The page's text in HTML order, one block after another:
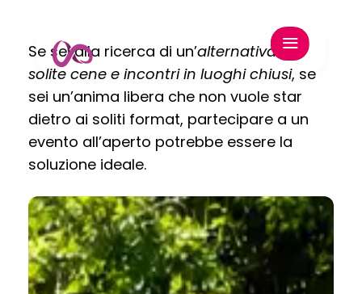
Se sei alla ricerca di un’alternativa alle
solite cene e incontri in luoghi chiusi, se
sei un’anima libera che non vuole star
dietro ai soliti format, partecipare a un
evento all’aperto potrebbe essere la
soluzione ideale.